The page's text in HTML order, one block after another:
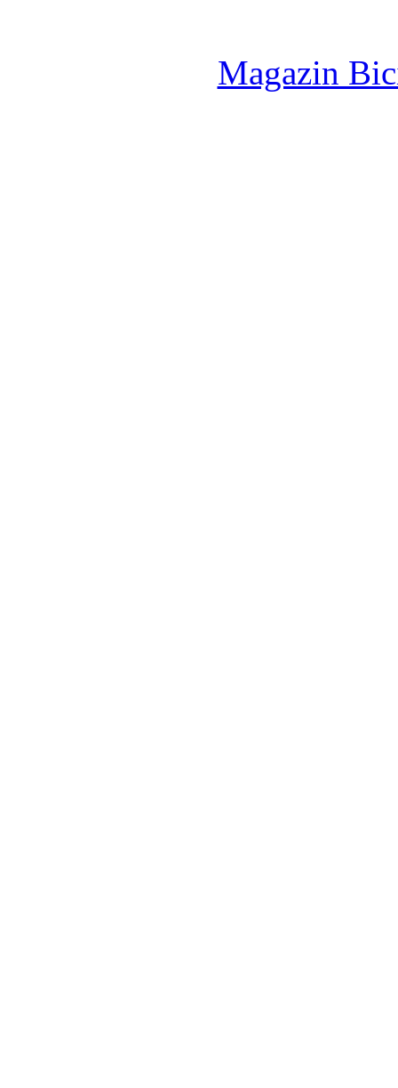
Magazin